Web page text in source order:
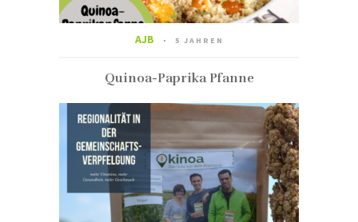
AJB 5 JAHREN
Quinoa-Paprika Pfanne